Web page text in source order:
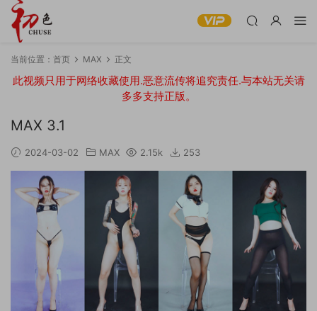
当前位置： 首页 MAX 正文
此视频只用于网络收藏使用.恶意流传将追究责任.与本站无关请
多多支持正版。
MAX 3.1
2024-03-02 MAX 2.15k 253